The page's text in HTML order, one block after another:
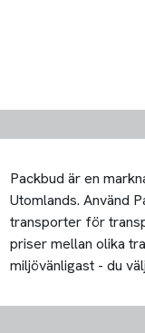
Packbud är en
Utomlands. Använd
transporter för
priser mellan olika
miljövänligast - du